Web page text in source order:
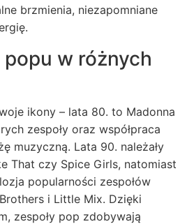
brzmienia, niezapomniane
w różnych
ikony – lata 80. to Madonna
zespoły oraz współpraca
muzyczną. Lata 90. należały
That czy Spice Girls, natomiast
popularności zespołów
i Little Mix. Dzięki
zespoły pop zdobywają